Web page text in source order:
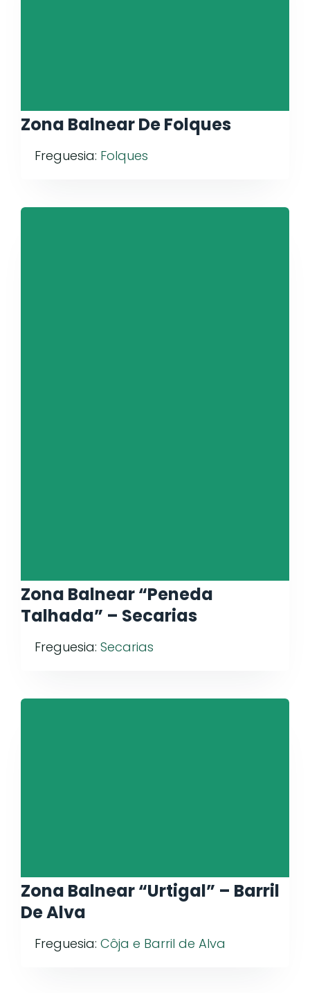
Zona Balnear De Folques
Freguesia: Folques
Zona Balnear “Peneda
Talhada” – Secarias
Freguesia: Secarias
Zona Balnear “Urtigal” – Barril
De Alva
Freguesia: Côja e Barril de Alva